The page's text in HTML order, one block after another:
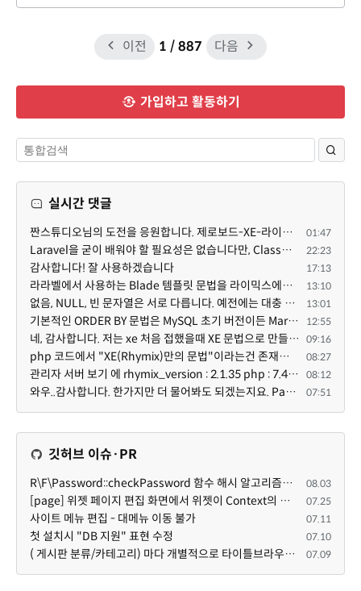
이전 1 / 887 다음
가입하고 활동하기
실시간 댓글
짠스튜디오님의 도전을 응원합니다. 제로보드-XE-라이믹스는 한국의 인터넷 문화에 최적화되어 있는 소프트... 01:47
Laravel을 굳이 배워야 할 필요성은 없습니다만, Class기반의 객체 지향 프로그래밍과, PSR-4라는 Composer... 22:23
감사합니다! 잘 사용하겠습니다 17:13
라라벨에서 사용하는 Blade 템플릿 문법을 라이믹스에서도 일부분 도입하였는데, 양쪽의 템플릿 매뉴얼 분량... 13:10
없음, NULL, 빈 문자열은 서로 다릅니다. 예전에는 대충 써도 서로 통용되었지만, 그것 때문에 버그나 보안... 13:01
기본적인 ORDER BY 문법은 MySQL 초기 버전이든 MariaDB 최신 버전이든 차이가 없습니다. 라이믹스 게시판에... 12:55
네, 감사합니다. 저는 xe 처음 접했을때 XE 문법으로 만들었다고 해서 xe코드들이 php와 전혀 다른것 같이 ... 09:16
php 코드에서 "XE(Rhymix)만의 문법"이라는건 존재하지도 않고 별도의 인터프리터를 만들지 않는한 쓸 수도 ... 08:27
관리자 서버 보기 에 rhymix_version : 2.1.35 php : 7.4.3 (64-bit) db.type : mysql (innodb, utf8mb4) db... 08:12
와우..감사합니다. 한가지만 더 물어봐도 되겠는지요. Password.php 파일안에 클래스와 함수들은 순수 php ... 07:51
깃허브 이슈·PR
R\F\Password::checkPassword 함수 해시 알고리즘을 암시적으로 호출하는 경우 Argon2id 해시 비교 실패 08.03
[page] 위젯 페이지 편집 화면에서 위젯이 Context의 module_info를 덮어쓰면 저장이 ERR_ACT_IS_NOT_STANDALONE으로 실패 07.25
사이트 메뉴 편집 - 대메뉴 이동 불가 07.11
첫 설치시 "DB 지원" 표현 수정 07.10
( 게시판 분류/카테고리) 마다 개별적으로 타이틀브라우저 제목 및 seo설명 넣을 수 있으면 어떨지 해서 글 등록해봅니다. 07.09